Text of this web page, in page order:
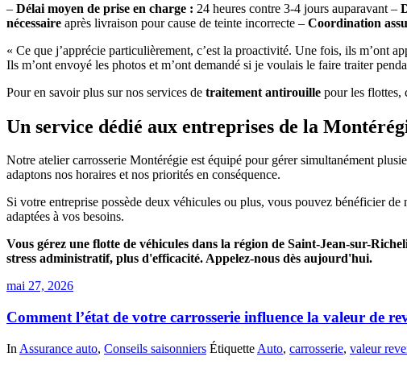
– Délai moyen de prise en charge : 24 heures contre 3-4 jours auparavant –
nécessaire après livraison pour cause de teinte incorrecte – Coordination
« Ce que j’apprécie particulièrement, c’est la proactivité. Une fois, ils m’ont
Ils m’ont envoyé les photos et m’ont demandé si je voulais le faire traiter
Pour en savoir plus sur nos services de traitement antirouille pour les flottes,
Un service dédié aux entreprises de la
Notre atelier carrosserie Montérégie est équipé pour gérer simultanément
adaptons nos horaires et nos priorités en conséquence.
Si votre entreprise possède deux véhicules ou plus, vous pouvez bénéficier
adaptées à vos besoins.
Vous gérez une flotte de véhicules dans la région de Saint-Jean-sur-
stress administratif, plus d'efficacité. Appelez-nous dès aujourd'hui.
mai 27, 2026
Comment l’état de votre carrosserie influence la valeur de
In Assurance auto, Conseils saisonniers Étiquette Auto, carrosserie, valeur